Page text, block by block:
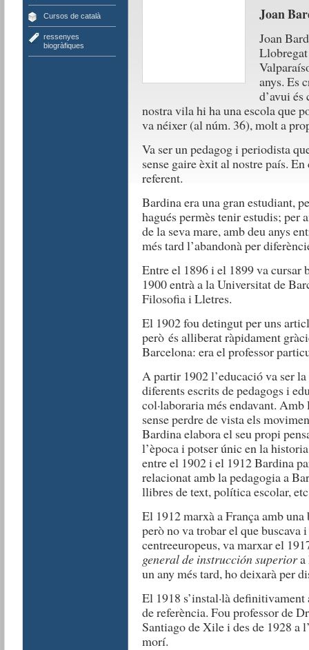
Cursos de català
ressenyes
biogràfiques
Joan
Joan
anys. Es
d’avui
nostra vila hi ha una escola que
va néixer (al núm. 36), molt a
Va ser un pedagog i periodista
sense gaire èxit al nostre país.
referent.
Bardina era una gran estudiant,
hagués permès tenir estudis; per
de la seva mare, amb deu anys
més tard l’abandonà per
Entre el 1896 i el 1899 va
1900 entrà a la Universitat de
Filosofia i Lletres.
El 1902 fou detingut per uns
però és alliberat ràpidament
Barcelona: era el professor
A partir 1902 l’educació va ser
diferents escrits de pedagogs i
col·laboraria més endavant.
sense perdre de vista els
Bardina elabora el seu propi
l’època i potser únic en la
entre el 1902 i el 1912 Bardina
relacionat amb la pedagogia a
llibres de text, política escolar,
El 1912 marxà a França amb
però no va trobar el que buscava
centreeuropeus, va marxar el
general de instrucción superiora
un any més tard, ho deixarà per
El 1918 s’instal·là
de referència. Fou professor de
Santiago de Xile i des de 1928 a
morí.